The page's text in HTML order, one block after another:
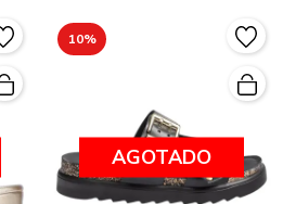
10%
AGOTADO